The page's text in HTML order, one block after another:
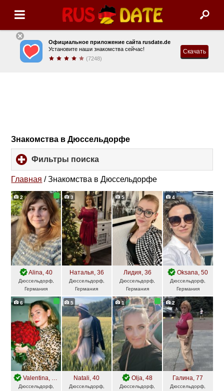
Официальное приложение сайта rusdate.de
Установите наши знакомства сейчас!
(7248)
Скачать
Знакомства в Дюссельдорфе
Фильтры поиска
to
expand
contents
Главная /Знакомства в Дюссельдорфе
2
Alina, 40
Дюссельдорф,
Германия
3
Наталья, 36
Дюссельдорф,
Германия
5
Лидия, 36
Дюссельдорф,
Германия
4
Oksana, 50
Дюссельдорф,
Германия
6
Valentina, 46
Дюссельдорф,
5
Natali, 40
Дюссельдорф,
1
Olja, 48
Дюссельдорф,
2
Галина, 77
Дюссельдорф,